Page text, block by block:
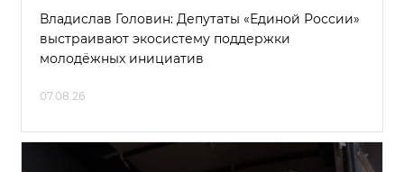
Владислав Головин: Депутаты «Единой России»
выстраивают экосистему поддержки
молодёжных инициатив
07.08.26